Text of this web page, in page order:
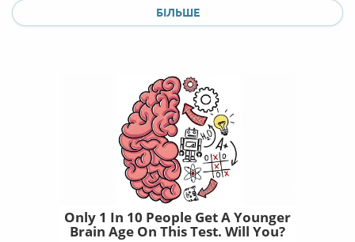
БІЛЬШЕ
Only 1 In 10 People Get A Younger
Brain Age On This Test. Will You?